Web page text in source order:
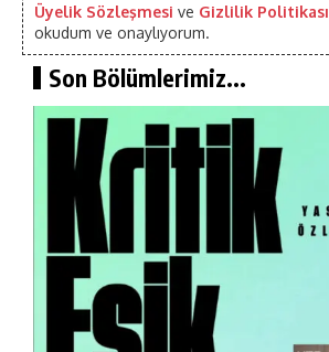
Üyelik Sözleşmesi ve Gizlilik Politikası
okudum ve onaylıyorum.
Son Bölümlerimiz...